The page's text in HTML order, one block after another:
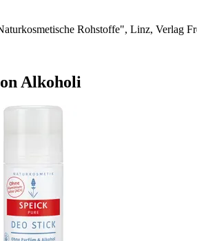
Rohstoffe", Linz, Verlag
Alkoholi